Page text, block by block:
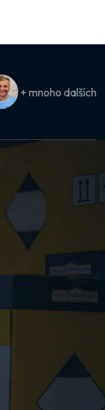
+ mnoho dalších